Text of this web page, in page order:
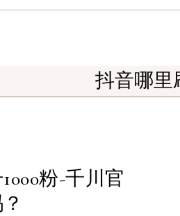
抖音哪里
粉-千川官